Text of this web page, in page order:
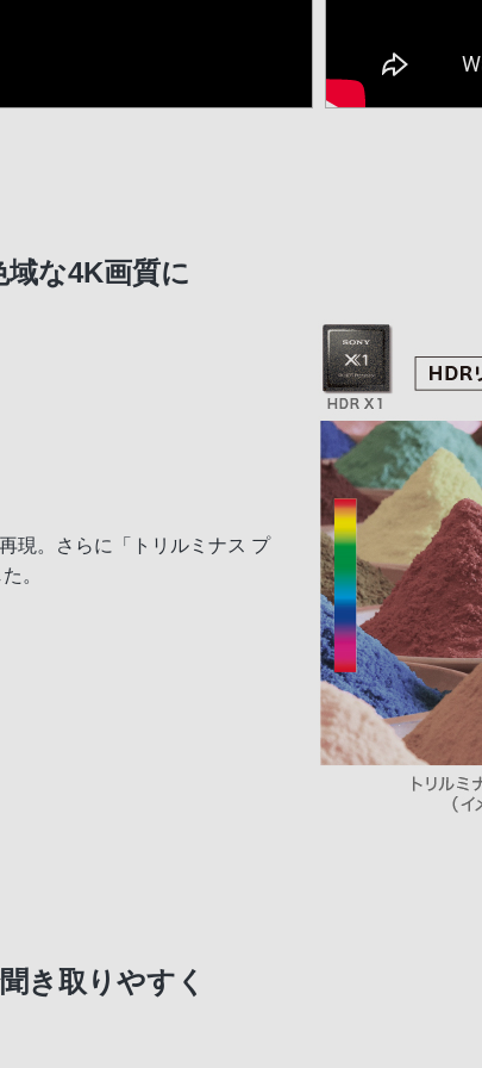
域な4K画質に
現。さらに「トリルミナス プ
。
き取りやすく